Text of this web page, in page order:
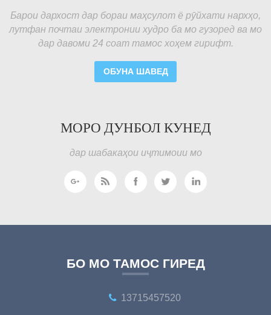
Барои дархост дар бораи маҳсулот ё рӯйхати нархҳо,
лутфан почтаи электронии худро ба мо гузоред ва мо
дар давоми 24 соат тамос хоҳем гирифт.
ОБУНА ШАВЕД
МОРО ДУНБОЛ КУНЕД
дар шабакаҳои иҷтимоии мо
БО МО ТАМОС ГИРЕД
13715457520